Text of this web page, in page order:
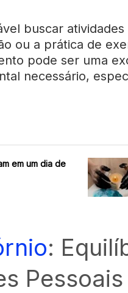
buscar
ou a prática de
pode ser uma
necessário,
em um dia de
:
Pessoais